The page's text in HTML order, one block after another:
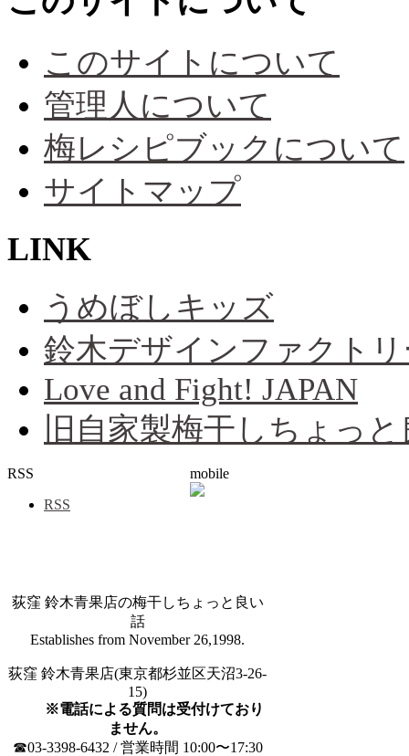
このサイトについて
管理人について
梅レシピブックについて
サイトマップ
LINK
うめぼしキッズ
鈴木デザインファクト
Love and Fight! JAPAN
旧自家製梅干しちょっ
RSS
RSS
mobile
荻窪 鈴木青果店の梅干しちょっと良い
話
Establishes from November 26,1998.
荻窪 鈴木青果店(東京都杉並区天沼3-26-
15)
※電話による質問は受付けており
ません。
☎03-3398-6432 / 営業時間 10:00〜17:30